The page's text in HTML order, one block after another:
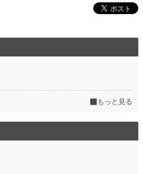
もっと見る